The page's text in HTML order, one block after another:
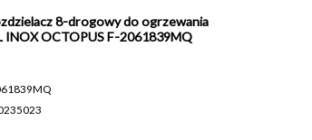
8-drogowy do ogrzewania
INOX OCTOPUS F-2061839MQ